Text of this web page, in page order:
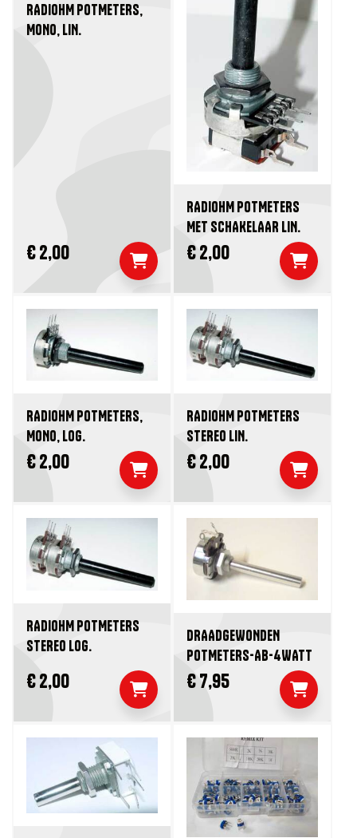
RADIOHM POTMETERS,
MONO, LIN.
€ 2,00
RADIOHM POTMETERS
MET SCHAKELAAR LIN.
€ 2,00
RADIOHM POTMETERS,
MONO, LOG.
€ 2,00
RADIOHM POTMETERS
STEREO LIN.
€ 2,00
RADIOHM POTMETERS
STEREO LOG.
€ 2,00
DRAADGEWONDEN
POTMETERS-AB-4WATT
€ 7,95